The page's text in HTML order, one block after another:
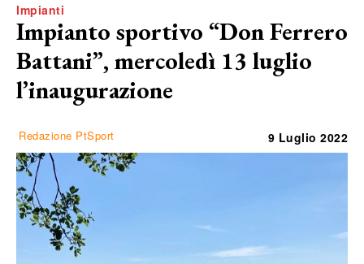
Impianti
Impianto sportivo “Don Ferrero
Battani”, mercoledì 13 luglio
l’inaugurazione
Redazione PtSport 9 Luglio 2022